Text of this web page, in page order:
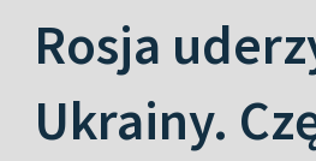
Rosja
Ukrainy.